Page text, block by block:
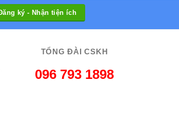
TỔNG ĐÀI CSKH
096 793 1898